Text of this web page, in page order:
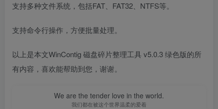
支持多种文件系统，包括FAT、FAT32、NTFS等。
支持命令行操作，方便批量处理。
以上是本文WinContig 磁盘碎片整理工具 v5.0.3 绿色版的所
有内容，喜欢能帮助到您，谢谢。
We are the tender love in the world.
我们都在被这个世界温柔的爱着